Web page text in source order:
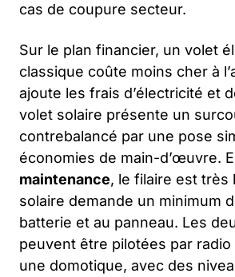
cas de coupure secteur.
Sur le plan financier, un volet
classique coûte moins cher à
ajoute les frais d’électricité et
volet solaire présente un
contrebalancé par une pose
économies de main-d’œuvre.
maintenance, le filaire est très
solaire demande un minimum
batterie et au panneau. Les
peuvent être pilotées par
une domotique, avec des